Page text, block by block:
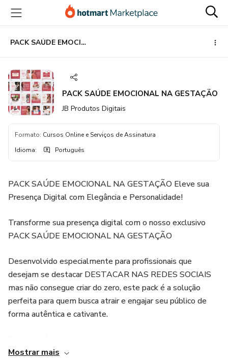
para
conteúdo
principal
para
pagamento
para
rodapé
PACK SAÚDE EMOCIONAL NA GESTAÇÃO
PACK SAÚDE EMOCIONAL NA GESTAÇÃO
JB Produtos Digitais
Formato: Cursos Online e Serviços de Assinatura
Idioma: Português
PACK SAÚDE EMOCIONAL NA GESTAÇÃO Eleve sua
Presença Digital com Elegância e Personalidade!
Transforme sua presença digital com o nosso exclusivo
PACK SAÚDE EMOCIONAL NA GESTAÇÃO
Desenvolvido especialmente para profissionais que
desejam se destacar DESTACAR NAS REDES SOCIAIS
mas não consegue criar do zero, este pack é a solução
perfeita para quem busca atrair e engajar seu público de
forma autêntica e cativante.
Mostrar mais